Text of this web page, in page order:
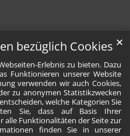
bezüglich Cookies
Erlebnis zu bieten. Dazu
Funktionieren unserer Website
verwenden wir auch Cookies,
zu anonymen Statistikzwecken
welche Kategorien Sie
Sie, dass auf Basis Ihrer
alle Funktionalitäten der Seite zur
finden Sie in unserer
✕